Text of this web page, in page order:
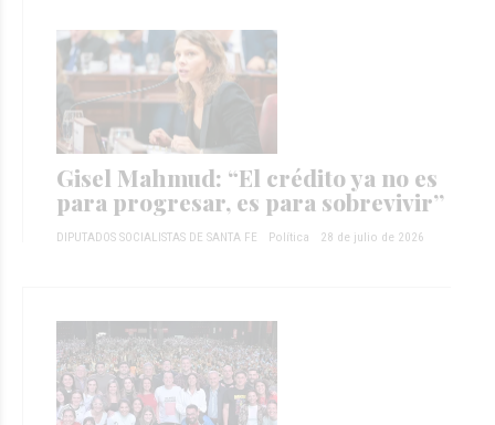
Gisel Mahmud: “El crédito ya no es
para progresar, es para sobrevivir”
DIPUTADOS SOCIALISTAS DE SANTA FE Política 28 de julio de 2026